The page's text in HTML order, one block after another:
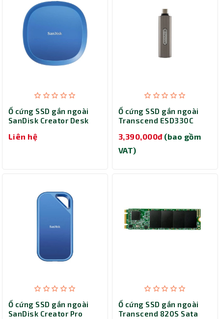
Ổ cứng SSD gắn ngoài
SanDisk Creator Desk
4T00-A25
Liên hệ
Ổ cứng SSD gắn ngoài
Transcend ESD330C
TS512GESD330C
3,390,000đ (bao gồm
VAT)
Ổ cứng SSD gắn ngoài
SanDisk Creator Pro
Ổ cứng SSD gắn ngoài
Transcend 820S Sata